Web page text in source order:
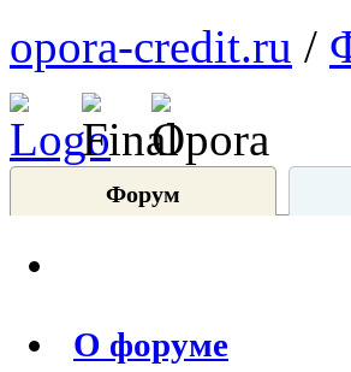
opora-credit.ru /
Форум
О форуме